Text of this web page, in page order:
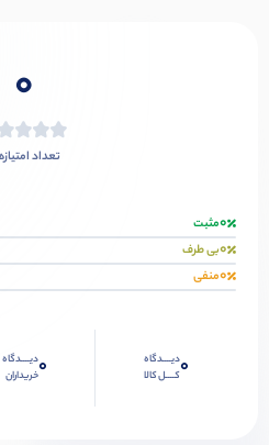
0
تعداد
0مثبت
0بی طرف
0منفی
0دیــــدگاه
کــــل کالا
0دیــــدگاه
خریداران